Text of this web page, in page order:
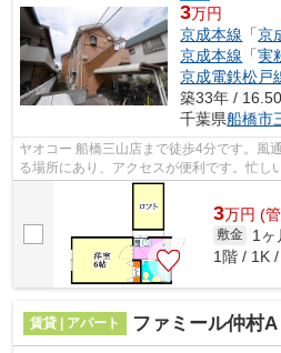
3万円
京成本線 「京
京成本線 「実
京成電鉄松戸
築33年 /
千葉県船橋市
ヤオコー 船橋三山店まで徒歩4分です。風
る場所にあり、アクセスが便利です。忙し
られるように、敷地内にゴミ置き場を...
3万円 (
敷金 1ヶ
1階 / 1K
賃貸 | アパート ファミール仲村A